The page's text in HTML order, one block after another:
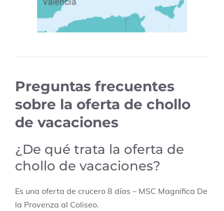
Preguntas frecuentes
sobre la oferta de chollo
de vacaciones
¿De qué trata la oferta de
chollo de vacaciones?
Es una oferta de crucero 8 días – MSC Magnifica De
la Provenza al Coliseo.